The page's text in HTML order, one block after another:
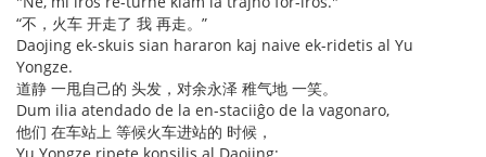
“不，火车 开走了 我 再走。”
Daojing ek-skuis sian hararon kaj naive ek-ridetis al Yu
Yongze.
道静 一甩自己的 头发，对余永泽 稚气地 一笑。
Dum ilia atendado de la en-staciiĝo de la vagonaro,
他们 在车站上 等候火车进站的 时候，